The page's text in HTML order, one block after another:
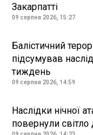
Закарпатті
09 серпня 2026, 15:27
Балістичний
підсумував
тиждень
09 серпня 2026, 14:59
Наслідки нічної
повернули світло